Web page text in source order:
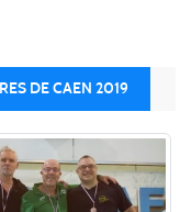
DE CAEN 2019